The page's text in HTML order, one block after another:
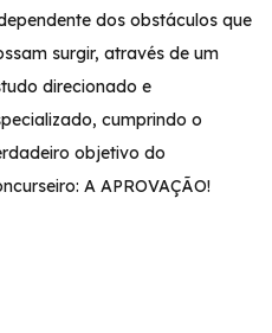
dos obstáculos que
surgir, através de um
direcionado e
cumprindo o
objetivo do
A APROVAÇÃO!